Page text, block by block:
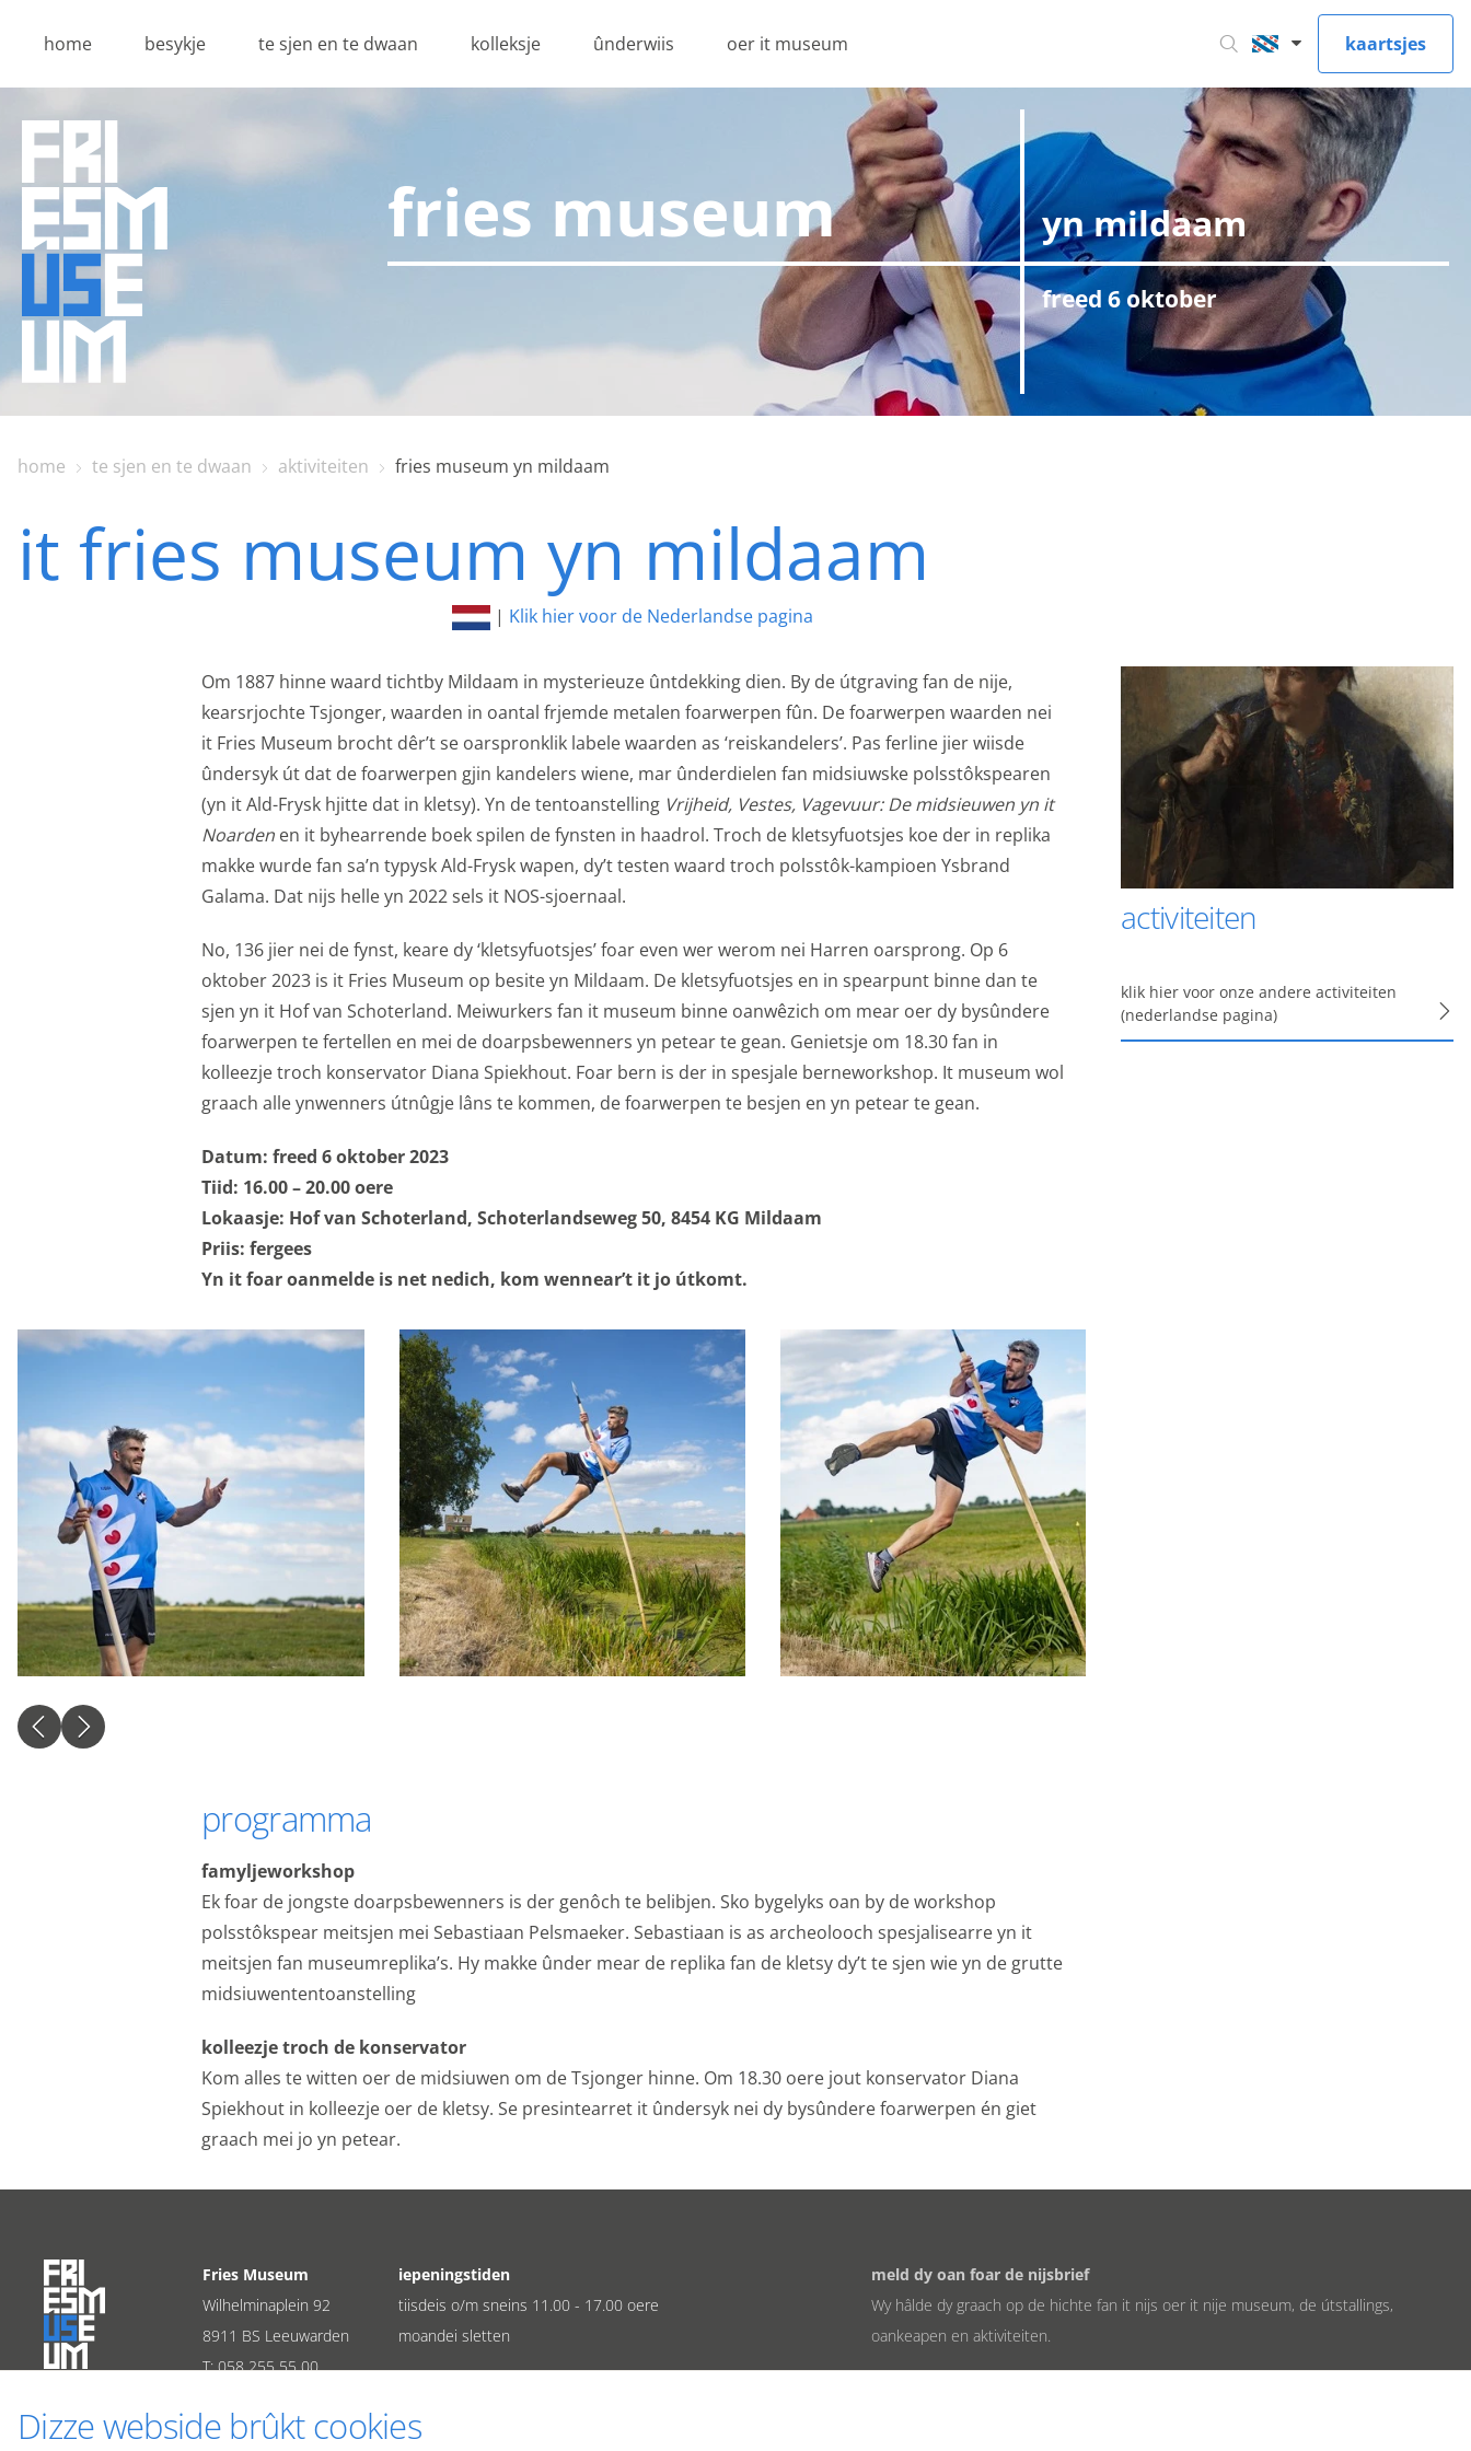
home besykje te sjen en te dwaan kolleksje ûnderwiis oer it museum kaartsjes
fries museum yn mildaam
freed 6 oktober
home te sjen en te dwaan aktiviteiten fries museum yn mildaam
it fries museum yn mildaam
| Klik hier voor de Nederlandse pagina
Om 1887 hinne waard tichtby Mildaam in mysterieuze ûntdekking dien. By de útgraving fan de nije,
kearsrjochte Tsjonger, waarden in oantal frjemde metalen foarwerpen fûn. De foarwerpen waarden nei
it Fries Museum brocht dêr’t se oarspronklik labele waarden as ‘reiskandelers’. Pas ferline jier wiisde
ûndersyk út dat de foarwerpen gjin kandelers wiene, mar ûnderdielen fan midsiuwske polsstôkspearen
(yn it Ald-Frysk hjitte dat in kletsy). Yn de tentoanstelling Vrijheid, Vestes, Vagevuur:De midsieuwen yn it
Noarden en it byhearrende boek spilen de fynsten in haadrol. Troch de kletsyfuotsjes koe der in replika
makke wurde fan sa’n typysk Ald-Frysk wapen, dy’t testen waard troch polsstôk-kampioen Ysbrand
Galama. Dat nijs helle yn 2022 sels it NOS-sjoernaal.
No, 136 jier nei de fynst, keare dy ‘kletsyfuotsjes’ foar even wer werom nei Harren oarsprong. Op 6
oktober 2023 is it Fries Museum op besite yn Mildaam. De kletsyfuotsjes en in spearpunt binne dan te
sjen yn it Hof van Schoterland. Meiwurkers fan it museum binne oanwêzich om mear oer dy bysûndere
foarwerpen te fertellen en mei de doarpsbewenners yn petear te gean. Genietsje om 18.30 fan in
kolleezje troch konservator Diana Spiekhout. Foar bern is der in spesjale berneworkshop. It museum wol
graach alle ynwenners útnûgje lâns te kommen, de foarwerpen te besjen en yn petear te gean.
Datum: freed 6 oktober 2023
Tiid: 16.00 – 20.00 oere
Lokaasje: Hof van Schoterland, Schoterlandseweg 50, 8454 KG Mildaam
Priis: fergees
Yn it foar oanmelde is net nedich, kom wennear’t it jo útkomt.
programma
famyljeworkshop
Ek foar de jongste doarpsbewenners is der genôch te belibjen. Sko bygelyks oan by de workshop
polsstôkspear meitsjen mei Sebastiaan Pelsmaeker. Sebastiaan is as archeolooch spesjalisearre yn it
meitsjen fan museumreplika’s. Hy makke ûnder mear de replika fan de kletsy dy’t te sjen wie yn de grutte
midsiuwententoanstelling
kolleezje troch de konservator
Kom alles te witten oer de midsiuwen om de Tsjonger hinne. Om 18.30 oere jout konservator Diana
Spiekhout in kolleezje oer de kletsy. Se presintearret it ûndersyk nei dy bysûndere foarwerpen én giet
graach mei jo yn petear.
activiteiten
klik hier voor onze andere activiteiten
(nederlandse pagina)
Fries Museum
Wilhelminaplein 92
8911 BS Leeuwarden
T:058 255 55 00
iepeningstiden
tiisdeis o/m sneins 11.00 - 17.00 oere
moandei sletten
meld dy oan foar de nijsbrief
Wy hâlde dy graach op de hichte fan it nijs oer it nije museum, de útstallings,
oankeapen en aktiviteiten.
Dizze webside brûkt cookies
Privacy opties
Mei tank oan cookies hoege jo net elke kear deselde ynformaasje yn te fieren as jo ús side besjen.
Se jouwe ús ek ynsjoch yn hoe't jo ús side besjen. Op dizze manier kinne wy ​​har better meitsje.
Functionele cookies
Functionele cookies zijn nodig om de website goed te laten functioneren. Voor het opslaan van de
privacy voorkeur, het maken van een boeking en dergelijke acties zijn deze cookies noodzakelijk.
Analytische cookies
Met de analyserende cookies doen we kennis op. Deze informatie gebruiken we om onze sites elke dag
weer een beetje beter te maken. Het bezoekgedrag wordt anoniem in beeld gebracht. Maakt opslag
mogelijk die de functionaliteit van de website of app ondersteunt, bijvoorbeeld taalinstellingen. Maakt
opslag mogelijk, zoals cookies (web) of apparaatidentificatoren (apps), gerelateerd aan analyse,
bijvoorbeeld bezoekduur.
Analytische cookies
Marketing cookies
We gebruiken marketingcookies om je aanbiedingen te sturen waar je ook écht op zit te wachten. Die
ook gebruik van cookies van YouTube, Facebook en Instagram, zodat je filmpjes en informatie kunt
delen met je vrienden via social media. Maakt opslag mogelijk, zoals cookies (web) of
apparaatidentificatoren (apps), gerelateerd aan reclame.
Marketing cookies
Personalisatie cookies
We gebruiken marketingcookies voor personalisatie, waarmee we jou de meest relevante advertenties
kunnen tonen. Die aanbiedingen baseren we op wat je op de website bekijkt of op jouw persoonlijke
interesses. We maken ook gebruik van cookies van YouTube, Facebook en Instagram, zodat je filmpjes
en informatie kunt delen met je vrienden via social media. Stelt toestemming in voor gepersonaliseerde
advertenties.
Personalisatie cookies
naar Google voor online advertentiedoeleinden.
Gedeelde klantinformatie
Opslaan Alles accepteren